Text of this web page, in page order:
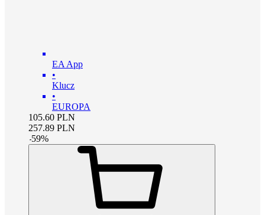
EA App
•
Klucz
•
EUROPA
105.60 PLN
257.89 PLN
-59%